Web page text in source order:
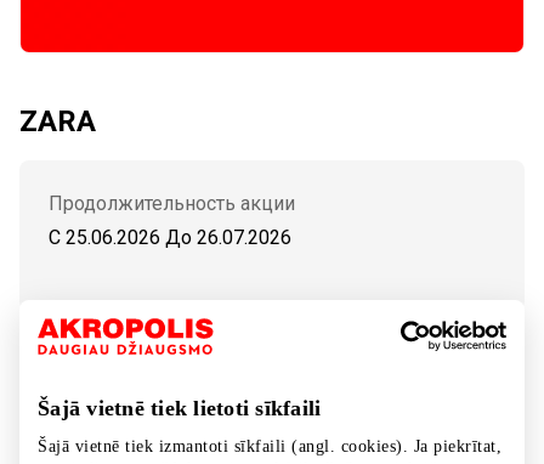
Šajā vietnē tiek lietoti sīkfaili
Šajā vietnē tiek izmantoti sīkfaili (angl. cookies). Ja piekrītat,
ZARA
Продолжительность акции
C 25.06.2026 До 26.07.2026
РАСПРОДАЖА. Скидки на весенне-летнюю